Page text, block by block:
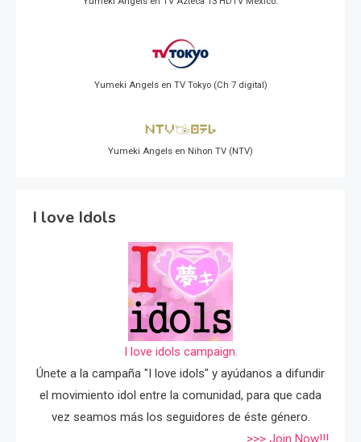
Yumeki Angels en TV Tokyo (Ch 7 digital)
Yumeki Angels en Nihon TV (NTV)
I love Idols
I love idols campaign.
Únete a la campaña "I love idols" y ayúdanos a difundir
el movimiento idol entre la comunidad, para que cada
vez seamos más los seguidores de éste género.
>>> Join Now!!!